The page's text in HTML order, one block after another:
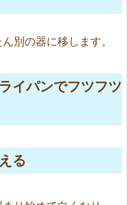
別の器に移します。
イパンでフツフツ
る